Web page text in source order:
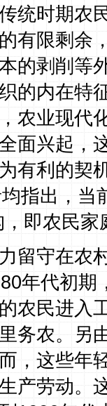
统时期农
有限剩余
的剥削等
的内在特
农业现代
面兴起，
有利的契
指出，当
，即农民
留守在农
年代初期
农民进入
务农。另
，这些年
产劳动。